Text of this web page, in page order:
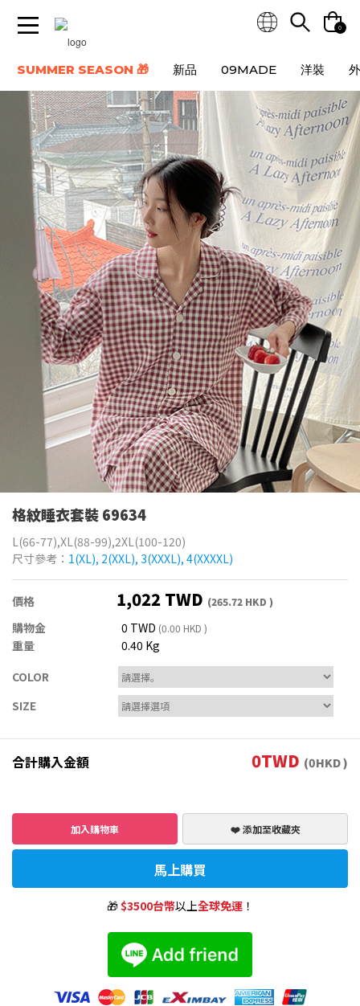
0
SUMMER SEASON 🎁 新品 09MADE 洋裝
格紋睡衣套裝 69634
L(66-77),XL(88-99),2XL(100-120)
尺寸參考： 1(XL), 2(XXL), 3(XXXL), 4(XXXXL)
價格 1,022 TWD (265.72 HKD )
購物金 0 TWD (0.00 HKD )
重量
0.40 Kg
COLOR
SIZE
合計購入金額 0TWD (0HKD )
加入購物車 ❤️ 添加至收藏夾
馬上購買
🎁$3500台幣以上全球免運！